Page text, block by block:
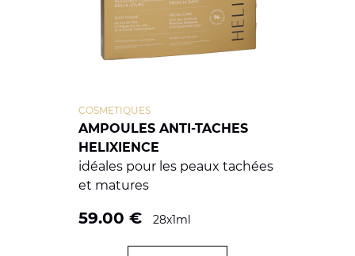
AMPOULES ANTI-TACHES
HELIXIENCE
COSMETIQUES
idéales pour les peaux tachées
et matures
59.00 € 28x1ml